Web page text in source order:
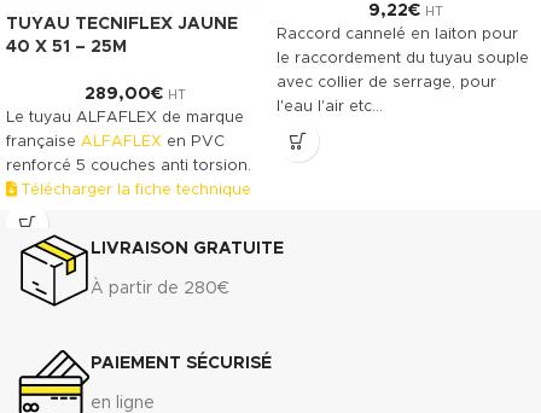
TUYAU TECNIFLEX JAUNE
40 X 51 – 25M
289,00€ HT
Le tuyau ALFAFLEX de marque
française ALFAFLEX en PVC
renforcé 5 couches anti torsion.
Télécharger la fiche technique
(.pdf)
9,22€ HT
Raccord cannelé en laiton pour
le raccordement du tuyau souple
avec collier de serrage, pour
l'eau l'air etc…
LIVRAISON GRATUITE
À partir de 280€
PAIEMENT SÉCURISÉ
en ligne